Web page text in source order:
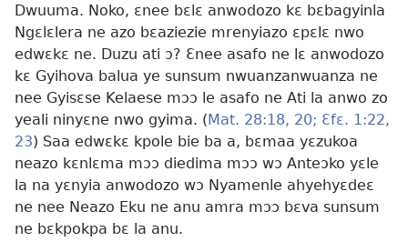
Dwuuma. Noko, ɛnee bɛlɛ anwodozo kɛ bɛbagyinla
Ngɛlɛlera ne azo bɛaziezie mrenyiazo ɛpɛlɛ nwo
edwɛkɛ ne. Duzu ati ɔ? Ɛnee asafo ne lɛ anwodozo
kɛ Gyihova balua ye sunsum nwuanzanwuanza ne
nee Gyisɛse Kelaese mɔɔ le asafo ne Ati la anwo zo
yeali ninyɛne nwo gyima. (Mat. 28:18, 20; Ɛfɛ. 1:22,
23) Saa edwɛkɛ kpole bie ba a, bɛmaa yɛzukoa
neazo kɛnlɛma mɔɔ diedima mɔɔ wɔ Anteɔko yɛle
la na yɛnyia anwodozo wɔ Nyamenle ahyehyɛdeɛ
ne nee Neazo Eku ne anu amra mɔɔ bɛva sunsum
ne bɛkpokpa bɛ la anu.